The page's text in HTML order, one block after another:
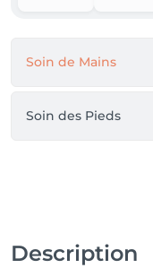
Soin de Mains
Soin des Pieds
Description